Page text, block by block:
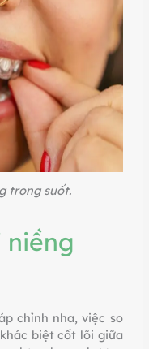
trong suốt.
niềng
chỉnh nha, việc so
biệt cốt lõi giữa